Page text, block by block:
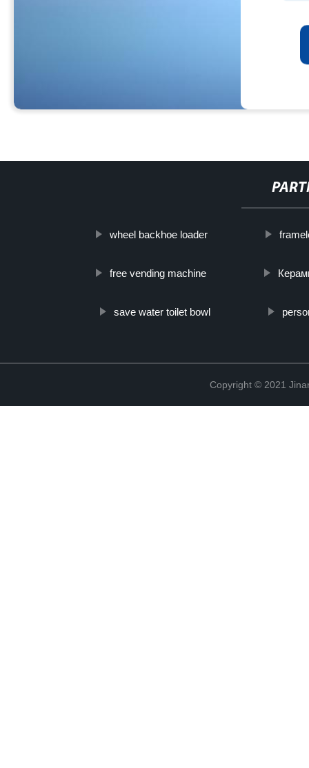
wheel backhoe loader
free vending machine
save water toilet bowl
Copyright © 2021